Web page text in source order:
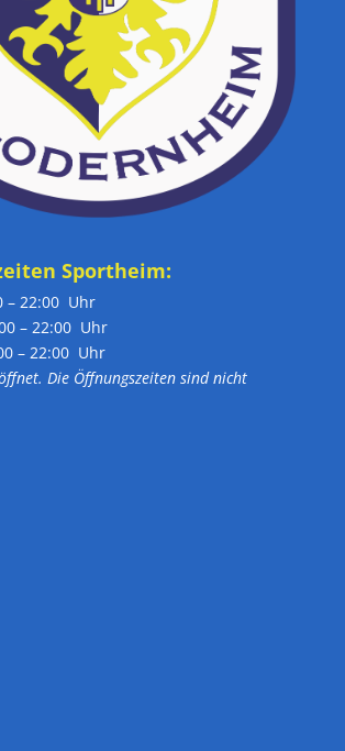
Sportheim:
– 22:00 Uhr
– 22:00 Uhr
– 22:00 Uhr
Die Öffnungszeiten sind nicht